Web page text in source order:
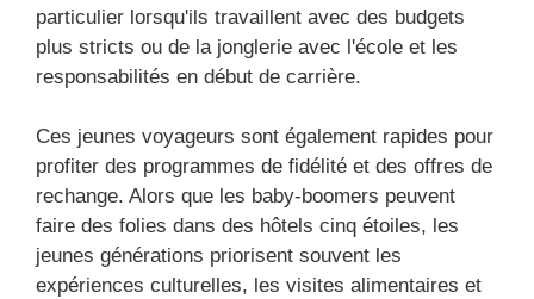
particulier lorsqu'ils travaillent avec des budgets
plus stricts ou de la jonglerie avec l'école et les
responsabilités en début de carrière.
Ces jeunes voyageurs sont également rapides pour
profiter des programmes de fidélité et des offres de
rechange. Alors que les baby-boomers peuvent
faire des folies dans des hôtels cinq étoiles, les
jeunes générations priorisent souvent les
expériences culturelles, les visites alimentaires et